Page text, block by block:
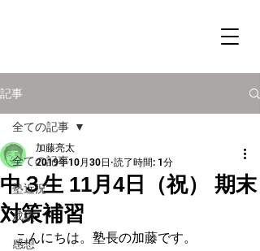
記事
全ての記事
塾近況
成績
感想
全ての記事
中３生 11月4日（祝） 期末
対策補習
加藤亮太
2019年10月30日 読了時間: 1分
こんにちは。塾長の加藤です。